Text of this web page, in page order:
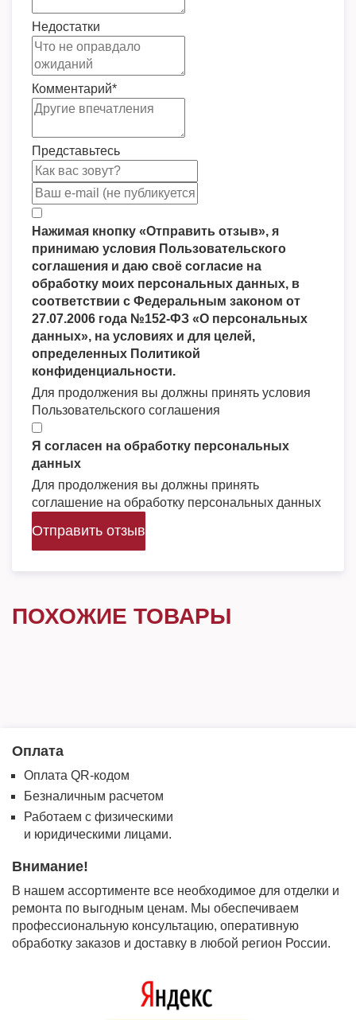
Недостатки
Комментарий*
Представьтесь
Нажимая кнопку «Отправить отзыв», я
принимаю условия Пользовательского
соглашения и даю своё согласие на
обработку моих персональных данных, в
соответствии с Федеральным законом от
27.07.2006 года №152-ФЗ «О персональных
данных», на условиях и для целей,
определенных Политикой
конфиденциальности.
Для продолжения вы должны принять условия
Пользовательского соглашения
Я согласен на обработку персональных
данных
Для продолжения вы должны принять
соглашение на обработку персональных данных
Отправить отзыв
ПОХОЖИЕ ТОВАРЫ
Оплата
Оплата QR-кодом
Безналичным расчетом
Работаем с физическими
и юридическими лицами.
Внимание!
В нашем ассортименте все необходимое для отделки и
ремонта по выгодным ценам. Мы обеспечиваем
профессиональную консультацию, оперативную
обработку заказов и доставку в любой регион России.